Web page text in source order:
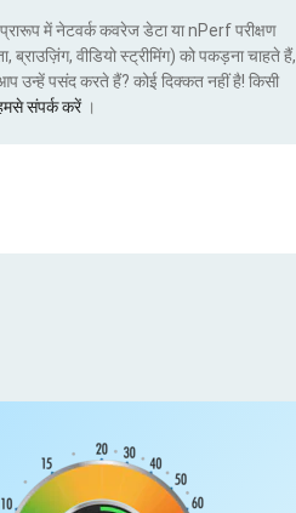
में नेटवर्क कवरेज डेटा या nPerf परीक्षण
ब्राउज़िंग, वीडियो स्ट्रीमिंग) को पकड़ना चाहते हैं,
उन्हें पसंद करते हैं? कोई दिक्कत नहीं है! किसी
संपर्क करें ।